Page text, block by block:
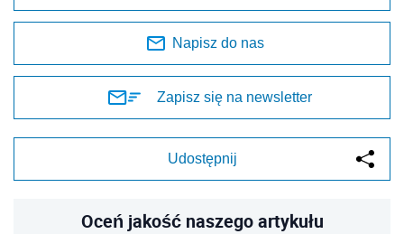
Napisz do nas
Zapisz się na newsletter
Udostępnij
Oceń jakość naszego artykułu